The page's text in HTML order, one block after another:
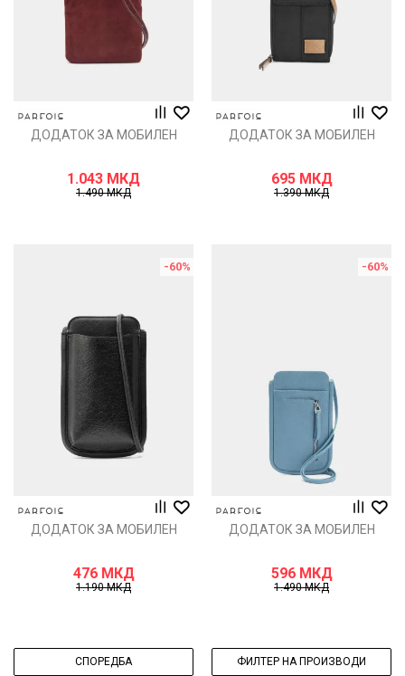
ДОДАТОК ЗА МОБИЛЕН
1.043 МКД
1.490МКД
ДОДАТОК ЗА МОБИЛЕН
695 МКД
1.390МКД
-60%
ДОДАТОК ЗА МОБИЛЕН
476 МКД
1.190МКД
-60%
ДОДАТОК ЗА МОБИЛЕН
596 МКД
1.490МКД
СПОРЕДБА ФИЛТЕР НА ПРОИЗВОДИ